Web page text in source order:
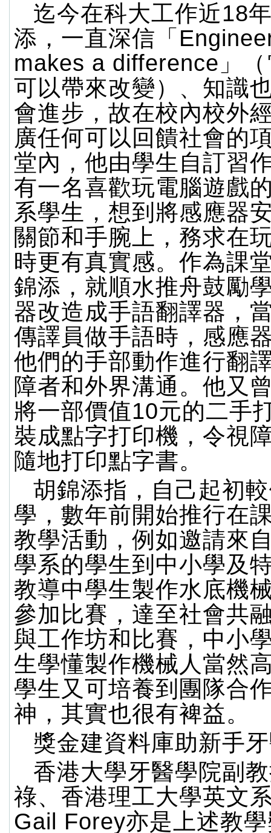
迄今在科大工作近18
添，一直深信「
makes a difference」
可以帶來改變）、知識
會進步，故在校內校外
廣任何可以回饋社會的
堂內，他由學生自訂習
有一名喜歡玩電腦遊戲
系學生，想到將感應器
關節和手腕上，務求在
時更有真實感。作為課
錦添，就順水推舟鼓勵
器改造成手語翻譯器，
傳譯員做手語時，感應
他們的手部動作進行翻
障者和外界溝通。他又
將一部價值10元的二手
裝成點字打印機，令視
隨地打印點字書。
胡錦添指，自己起初
學，數年前開始推行在
教學活動，例如邀請來
學系的學生到中小學及
教導中學生製作水底機
參加比賽，達至社會共
與工作坊和比賽，中小
生學懂製作機械人當然
學生又可培養到團隊合
神，其實也很有裨益。
獎金建資料庫助新手
香港大學牙醫學院副
祿、香港理工大學英文
Gail Forey亦是上述教